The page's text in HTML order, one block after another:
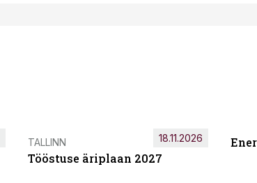
TALLINN
Tööstuse äriplaan 2027
18.11.2026